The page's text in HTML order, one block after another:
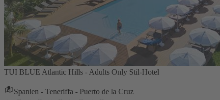
TUI BLUE Atlantic Hills - Adults Only Stil-Hotel
Spanien - Teneriffa - Puerto de la Cruz